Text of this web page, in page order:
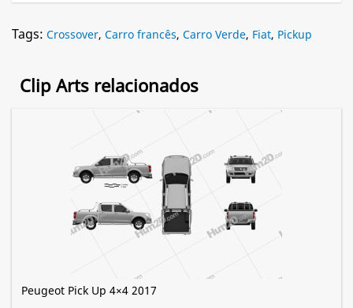
Tags: Crossover, Carro francês, Carro Verde, Fiat, Pickup
Clip Arts relacionados
Peugeot Pick Up 4×4 2017